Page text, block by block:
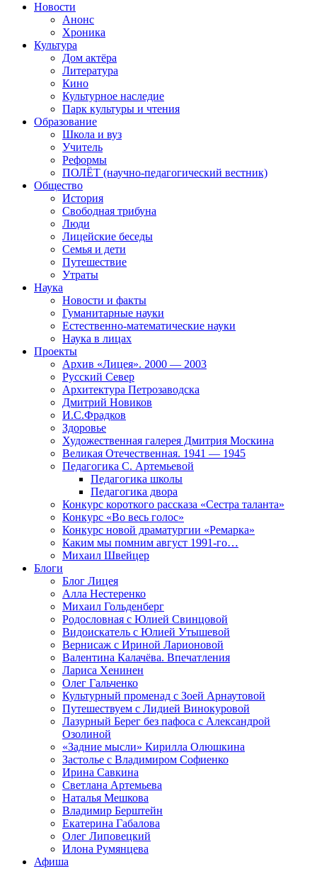
Новости
Анонс
Хроника
Культура
Дом актёра
Литература
Кино
Культурное наследие
Парк культуры и чтения
Образование
Школа и вуз
Учитель
Реформы
ПОЛЁТ (научно-педагогический вестник)
Общество
История
Свободная трибуна
Люди
Лицейские беседы
Семья и дети
Путешествие
Утраты
Наука
Новости и факты
Гуманитарные науки
Естественно-математические науки
Наука в лицах
Проекты
Архив «Лицея». 2000 — 2003
Русский Север
Архитектура Петрозаводска
Дмитрий Новиков
И.С.Фрадков
Здоровье
Художественная галерея Дмитрия Москина
Великая Отечественная. 1941 — 1945
Педагогика С. Артемьевой
Педагогика школы
Педагогика двора
Конкурс короткого рассказа «Сестра таланта»
Конкурс «Во весь голос»
Конкурс новой драматургии «Ремарка»
Каким мы помним август 1991-го…
Михаил Швейцер
Блоги
Блог Лицея
Алла Нестеренко
Михаил Гольденберг
Родословная с Юлией Свинцовой
Видоискатель с Юлией Утышевой
Вернисаж с Ириной Ларионовой
Валентина Калачёва. Впечатления
Лариса Хенинен
Олег Гальченко
Культурный променад с Зоей Арнаутовой
Путешествуем с Лидией Винокуровой
Лазурный Берег без пафоса с Александрой
Озолиной
«Задние мысли» Кирилла Олюшкина
Застолье с Владимиром Софиенко
Ирина Савкина
Светлана Артемьева
Наталья Мешкова
Владимир Берштейн
Екатерина Габалова
Олег Липовецкий
Илона Румянцева
Афиша